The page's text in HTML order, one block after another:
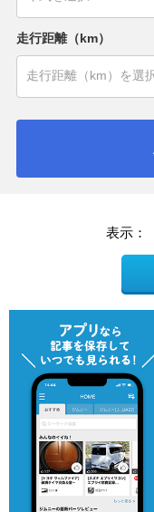
走行距離（km）
表示：